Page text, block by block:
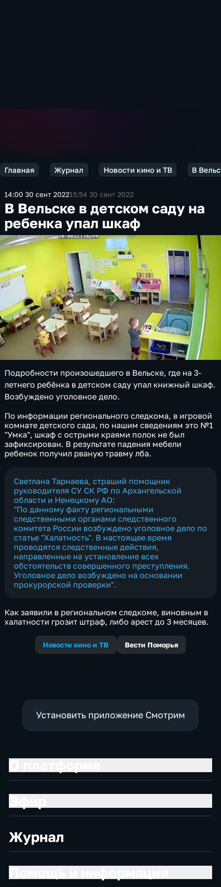
Главная Журнал Новости кино и ТВ В
14:00 30 сент 202215:54 30 сент 2022
В Вельске в детском саду на
ребенка упал шкаф
Подробности произошедшего в Вельске, где на 3-
летнего ребёнка в детском саду упал книжный шкаф.
Возбуждено уголовное дело.
По информации регионального следкома, в игровой
комнате детского сада, по нашим сведениям это №1
"Умка", шкаф с острыми краями полок не был
зафиксирован. В результате падения мебели
ребенок получил рваную травму лба.
Светлана Тарнаева, страший помощник
руководителя СУ СК РФ по Архангельской
области и Ненецкому АО:
"По данному факту региональными
следственными органами следственного
комитета России возбуждено уголовное дело по
статье "Халатность". В настоящее время
проводятся следственные действия,
направленные на установление всех
обстоятельств совершенного преступления.
Уголовное дело возбуждено на основании
прокурорской проверки".
Как заявили в региональном следкоме, виновным в
халатности грозит штраф, либо арест до 3 месяцев.
Новости кино и ТВ Вести Поморья
Установить приложение Смотрим
Журнал